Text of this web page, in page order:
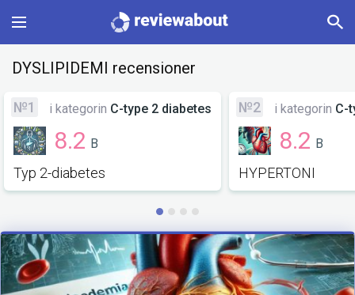
Main
Categories
Profile
DYSLIPIDEMI recensioner
№1 i kategorin C-type 2 diabetes
8.2 B
Typ 2-diabetes
№2 i kategorin C-
8.2 B
HYPERTONI